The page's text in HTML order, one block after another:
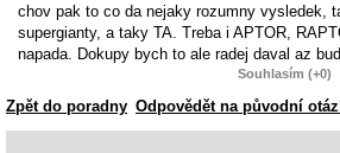
chov pak to co da nejaky rozumny vysledek,
supergianty, a taky TA. Treba i APTOR,
napada. Dokupy bych to ale radej daval az
Souhlasím (+0)
Zpět do poradny Odpovědět na původní